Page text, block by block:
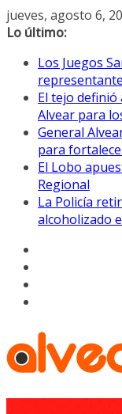
Saltar
al
jueves, agosto 6,
Lo último:
Los Juegos
El tejo
Alvear para
General
para
El Lobo
Regional
La Policía
alcoholizado